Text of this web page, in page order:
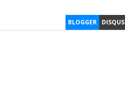
BLOGGER DISQUS